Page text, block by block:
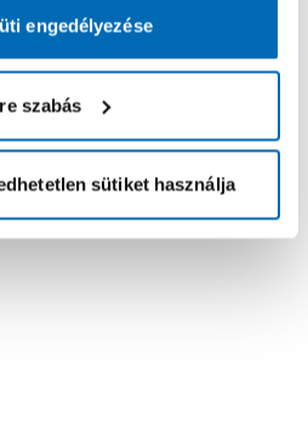
engedélyezése
szabás
sütiket használja